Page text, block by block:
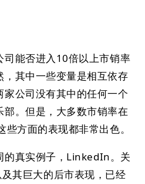
司能否进入10倍以上市销率
其中一些变量是相互依存
公司没有其中的任何一个
。但是，大多数市销率在
方面的表现都非常出色。
的真实例子，LinkedIn。关
其巨大的后市表现，已经